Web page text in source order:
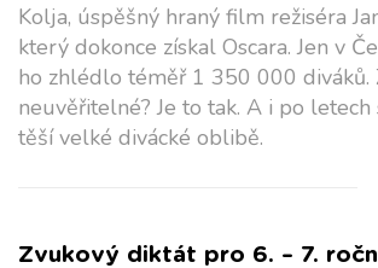
Kolja, úspěšný hraný film režiséra
který dokonce získal Oscara. Jen v
ho zhlédlo téměř 1 350 000 diváků.
neuvěřitelné? Je to tak. A i po
těší velké divácké oblibě.
Zvukový diktát pro 6. – 7.